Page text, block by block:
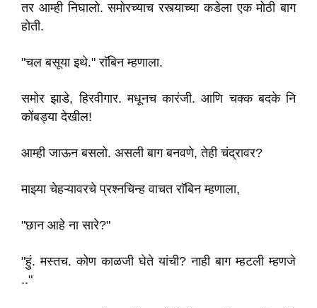
तर आम्ही निघालो. समोरच्याच रस्त्याच्या कडेला एक मोठी बाग
होती.
"चल बसूया इथे." राॅबिन म्हणाला.
समोर झाडे, हिरवीगार. मधूनच कारंजी. आणि चक्क बदके नि
कोंबड्या देखील!
आम्ही जाऊन बसलो. असली बाग बनवणे, तेही चंद्रावर?
माझ्या चेहऱ्यावरचे प्रश्नचिन्ह वाचत राॅबिन म्हणाला,
"छान आहे ना सारे?"
"हुं. मस्तच. कोण काळजी घेते यांची? नाही बाग म्हटली म्हणजे
.."